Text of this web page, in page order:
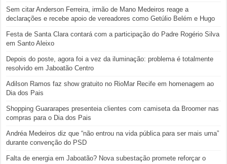
Sem citar Anderson Ferreira, irmão de Mano Medeiros reage a
declarações e recebe apoio de vereadores como Getúlio Belém e Hugo
Festa de Santa Clara contará com a participação do Padre Rogério Silva
em Santo Aleixo
Depois do poste, agora foi a vez da iluminação: problema é totalmente
resolvido em Jaboatão Centro
Adilson Ramos faz show gratuito no RioMar Recife em homenagem ao
Dia dos Pais
Shopping Guararapes presenteia clientes com camiseta da Broomer nas
compras para o Dia dos Pais
Andréa Medeiros diz que “não entrou na vida pública para ser mais uma”
durante convenção do PSD
Falta de energia em Jaboatão? Nova subestação promete reforçar o